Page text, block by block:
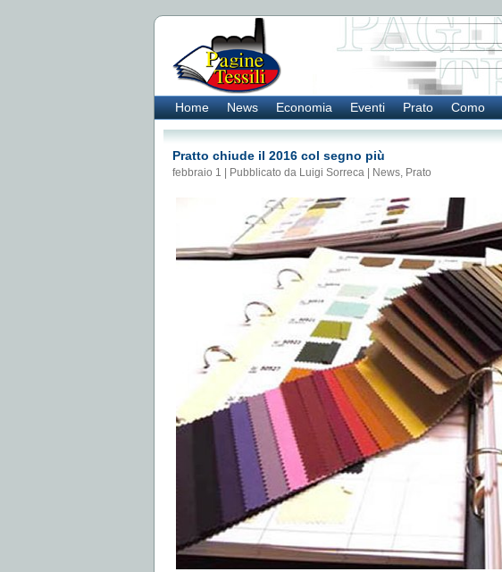
Home News Economia Eventi Prato Como
Pratto chiude il 2016 col segno più
febbraio 1 | Pubblicato da Luigi Sorreca | News, Prato